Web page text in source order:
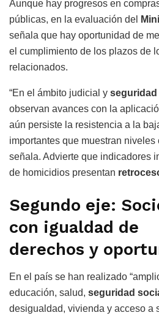
Aunque hay progresos en
públicas, en la evaluación del
señala que hay oportunidad de
el cumplimiento de los plazos de
relacionados.
“En el ámbito judicial y
observan avances con la
aún persiste la resistencia a la
importantes que muestran niveles
señala. Advierte que indicadores
de homicidios presentan
Segundo eje:
con igualdad de
derechos y
En el país se han realizado
educación, salud, seguridad
desigualdad, vivienda y acceso a